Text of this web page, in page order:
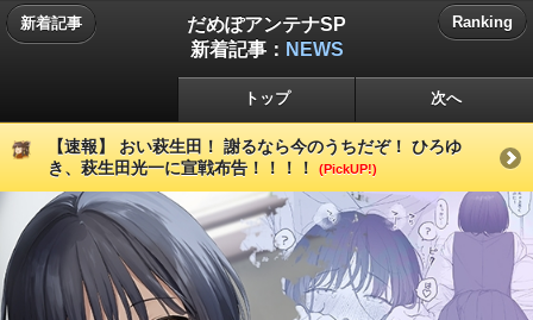
新着記事
だめぽアンテナSP
新着記事： NEWS
Ranking
トップ 次へ
【速報】 おい萩生田！ 謝るなら今のうちだぞ！ ひろゆ
き、萩生田光一に宣戦布告！！！！
(PickUP!)